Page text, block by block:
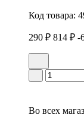
Код товара:
290 ₽ 814 ₽ -
Во всех